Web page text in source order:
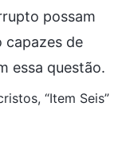
possam
capazes de
essa questão.
“Item Seis”